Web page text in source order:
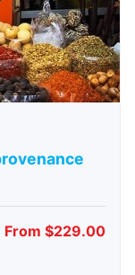
From $229.00